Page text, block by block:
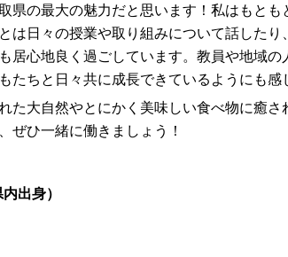
県の最大の魅力だと思います！私はもとも
は日々の授業や取り組みについて話した
居心地良く過ごしています。教員や地域の
たちと日々共に成長できているようにも感
大自然やとにかく美味しい食べ物に癒さ
ぜひ一緒に働きましょう！
出身）